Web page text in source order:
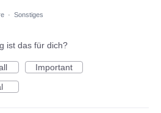
· Sonstiges
ist das für dich?
Important